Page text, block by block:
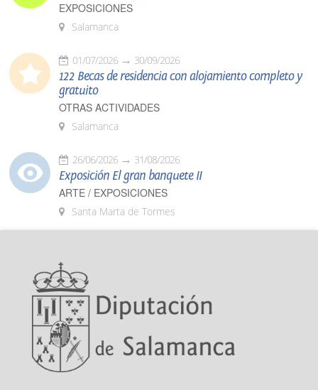
EXPOSICIONES
Salamanca
01/07/2026 30/09/2026
122 Becas de residencia con alojamiento completo y
gratuito
OTRAS ACTIVIDADES
Salamanca
26/06/2026 31/08/2026
Exposición El gran banquete II
ARTE / EXPOSICIONES
Santa Marta de Tormes